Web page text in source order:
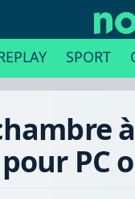
SPORT
pour PC